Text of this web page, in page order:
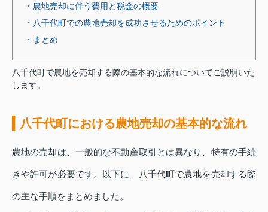
・農地売却に伴う費用と税金の概要
・八千代町での農地売却を成功させるためのポイント
・まとめ
八千代町で農地を売却する際の基本的な流れについてご説明いた
します。
八千代町における農地売却の基本的な流れ
農地の売却は、一般的な不動産取引とは異なり、特有の手続
きや許可が必要です。以下に、八千代町で農地を売却する際
の主な手順をまとめました。